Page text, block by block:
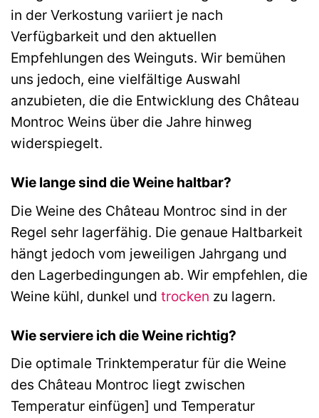
in der Verkostung variiert je nach
Verfügbarkeit und den aktuellen
Empfehlungen des Weinguts. Wir bemühen
uns jedoch, eine vielfältige Auswahl
anzubieten, die die Entwicklung des Château
Montroc Weins über die Jahre hinweg
widerspiegelt.
Wie lange sind die Weine haltbar?
Die Weine des Château Montroc sind in der
Regel sehr lagerfähig. Die genaue Haltbarkeit
hängt jedoch vom jeweiligen Jahrgang und
den Lagerbedingungen ab. Wir empfehlen, die
Weine kühl, dunkel und trocken zu lagern.
Wie serviere ich die Weine richtig?
Die optimale Trinktemperatur für die Weine
des Château Montroc liegt zwischen
Temperatur einfügen] und Temperatur